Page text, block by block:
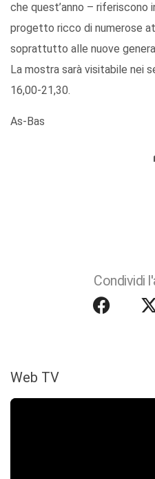
che quest’anno – riferiscono
progetto ricco di numerose
soprattutto alle nuove
La mostra sarà visitabile nei
16,00-21,30.
As-Bas
Condividi
Web TV